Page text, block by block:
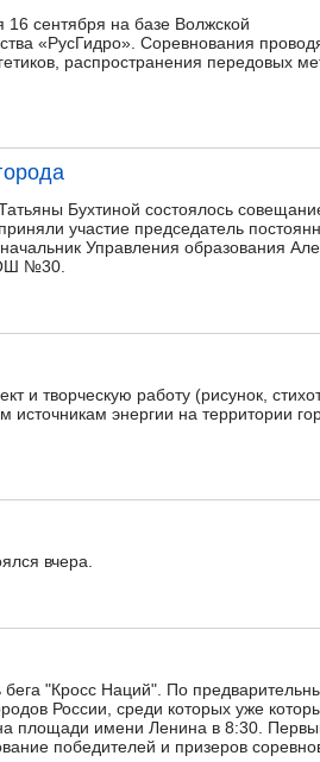
16 сентября на базе Волжской
«РусГидро». Соревнования
распространения передовых
Бухтиной состоялось
участие председатель
Управления образования
№30.
и творческую работу (рисунок,
энергии на территории
вчера.
бега "Кросс Наций". По
России, среди которых уже
площади имени Ленина в 8:30.
победителей и призеров